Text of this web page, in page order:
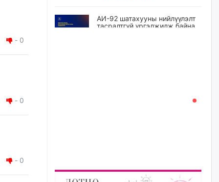
- 0
- 0
- 0
АИ-92 шатахууны нийлүүлэлт
тасралтгүй үргэлжилж байна